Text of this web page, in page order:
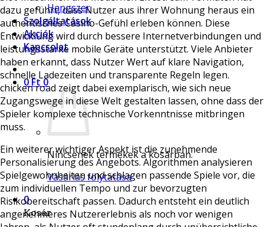
Hangszer
Szolgáltatások
Akciók
Kapcsolat
0Ft0
Nincsenek termékek a kosárban.
Vásárlás folytatása
0
Kosár
dazu geführt, dass Nutzer aus ihrer Wohnung heraus ein
authentisches Casino-Gefühl erleben können. Diese
Entwicklung wird durch bessere Internetverbindungen und
leistungsstarke mobile Geräte unterstützt. Viele Anbieter
haben erkannt, dass Nutzer Wert auf klare Navigation,
schnelle Ladezeiten und transparente Regeln legen.
chicken road zeigt dabei exemplarisch, wie sich neue
Zugangswege in diese Welt gestalten lassen, ohne dass der
Spieler komplexe technische Vorkenntnisse mitbringen
muss.
Ein weiterer wichtiger Aspekt ist die zunehmende
Personalisierung des Angebots. Algorithmen analysieren
Spielgewohnheiten und schlagen passende Spiele vor, die
zum individuellen Tempo und zur bevorzugten
Risikobereitschaft passen. Dadurch entsteht ein deutlich
angenehmeres Nutzererlebnis als noch vor wenigen